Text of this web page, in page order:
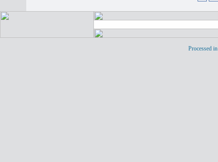
Processed